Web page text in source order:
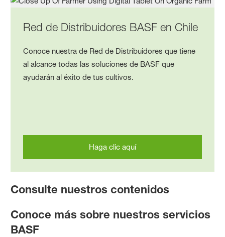
Red de Distribuidores BASF en Chile
Conoce nuestra de Red de Distribuidores que tiene
al alcance todas las soluciones de BASF que
ayudarán al éxito de tus cultivos.
Haga clic aquí
Consulte nuestros contenidos
Conoce más sobre nuestros servicios
BASF